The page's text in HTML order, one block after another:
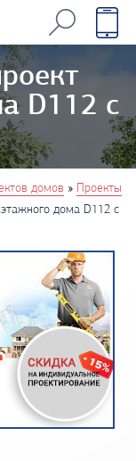
D112 с
домов » Проекты
дома D112 с